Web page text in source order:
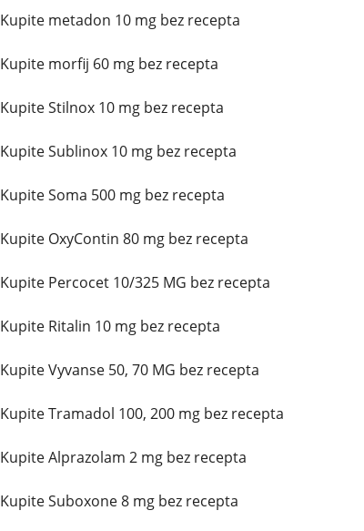
Kupite metadon 10 mg bez recepta
Kupite morfij 60 mg bez recepta
Kupite Stilnox 10 mg bez recepta
Kupite Sublinox 10 mg bez recepta
Kupite Soma 500 mg bez recepta
Kupite OxyContin 80 mg bez recepta
Kupite Percocet 10/325 MG bez recepta
Kupite Ritalin 10 mg bez recepta
Kupite Vyvanse 50, 70 MG bez recepta
Kupite Tramadol 100, 200 mg bez recepta
Kupite Alprazolam 2 mg bez recepta
Kupite Suboxone 8 mg bez recepta